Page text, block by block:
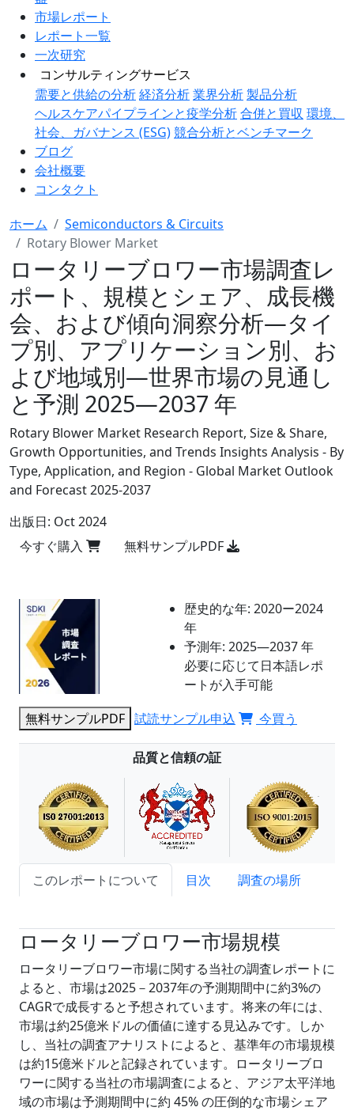
市場レポート
レポート一覧
一次研究
コンサルティングサービス
需要と供給の分析経済分析業界分析製品分析
ヘルスケアパイプラインと疫学分析合併と買収 環境、
社会、ガバナンス (ESG)競合分析とベンチマーク
ブログ
会社概要
コンタクト
ホーム
Semiconductors & Circuits
Rotary Blower Market
ロータリーブロワー市場調査レ
ポート、規模とシェア、成長機
会、および傾向洞察分析―タイ
プ別、アプリケーション別、お
よび地域別―世界市場の見通し
と予測 2025―2037 年
Rotary Blower Market Research Report, Size & Share,
Growth Opportunities, and Trends Insights Analysis - By
Type, Application, and Region - Global Market Outlook
and Forecast 2025-2037
出版日: Oct 2024
今すぐ購入
無料サンプルPDF
歴史的な年: 2020ー2024
年
予測年: 2025―2037 年
必要に応じて日本語レポ
ートが入手可能
無料サンプルPDF 試読サンプル申込 今買う
品質と信頼の証
このレポートについて 目次
調査の場所
ロータリーブロワー市場規模
ロータリーブロワー市場に関する当社の調査レポートに
よると、市場は2025－2037年の予測期間中に約3%の
CAGRで成長すると予想されています。将来の年には、
市場は約25億米ドルの価値に達する見込みです。しか
し、当社の調査アナリストによると、基準年の市場規模
は約15億米ドルと記録されています。ロータリーブロ
ワーに関する当社の市場調査によると、アジア太平洋地
域の市場は予測期間中に約 45% の圧倒的な市場シェア